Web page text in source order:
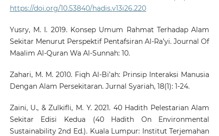
https://doi.org/10.53840/hadis.v13i26.220
Yusry, M. I. 2019. Konsep Umum Rahmat Terhadap Alam
Sekitar Menurut Perspektif Pentafsiran Al-Ra’yi. Journal Of
Maalim Al-Quran Wa Al-Sunnah: 10.
Zahari, M. M. 2010. Fiqh Al-Bi’ah: Prinsip Interaksi Manusia
Dengan Alam Persekitaran. Jurnal Syariah, 18(1): 1-24.
Zaini, U., & Zulkifli, M. Y. 2021. 40 Hadith Pelestarian Alam
Sekitar Edisi Kedua (40 Hadith On Environmental
Sustainability 2nd Ed.). Kuala Lumpur: Institut Terjemahan